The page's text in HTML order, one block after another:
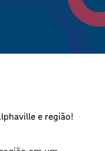
e região!